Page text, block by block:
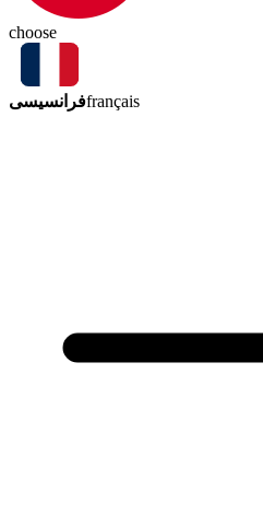
choose
فرانسیسیfrançais